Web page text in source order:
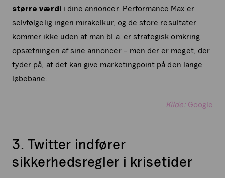
større værdi i dine annoncer. Performance Max er
selvfølgelig ingen mirakelkur, og de store resultater
kommer ikke uden at man bl.a. er strategisk omkring
opsætningen af sine annoncer – men der er meget, der
tyder på, at det kan give marketingpoint på den lange
løbebane.
Kilde: Google
3. Twitter indfører
sikkerhedsregler i krisetider